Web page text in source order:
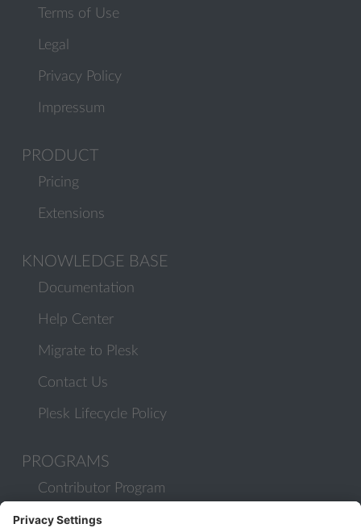
Terms of Use
Legal
Privacy Policy
Impressum
PRODUCT
Pricing
Extensions
KNOWLEDGE BASE
Documentation
Help Center
Migrate to Plesk
Contact Us
Plesk Lifecycle Policy
PROGRAMS
Contributor Program
Partner Program